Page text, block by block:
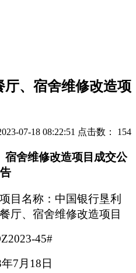
、宿舍维修改造项
07-18 08:22:51 点击数： 154
舍维修改造项目 成交公
告
目名称：中国银行垦利
厅、 宿舍维修改造项目
45#
7月18日